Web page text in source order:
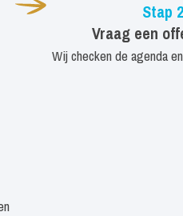
Stap 2
Vraag een
Wij checken de agenda